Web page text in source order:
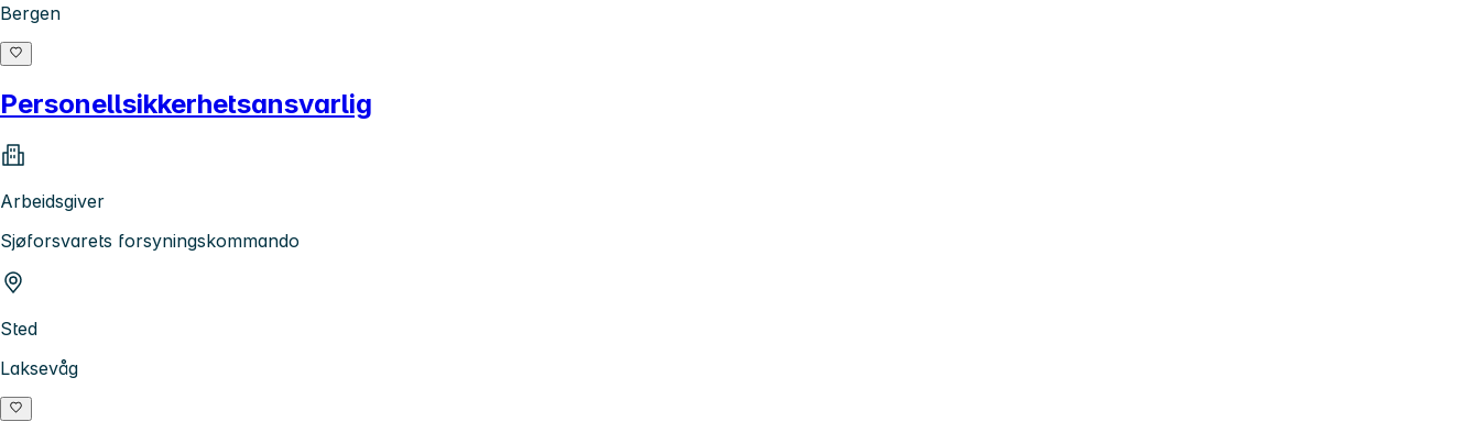
Bergen
Personellsikkerhetsansvarlig
Arbeidsgiver
Sjøforsvarets forsyningskommando
Sted
Laksevåg